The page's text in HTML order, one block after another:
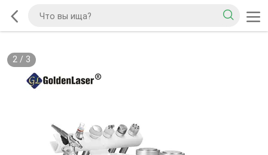
2/ 3